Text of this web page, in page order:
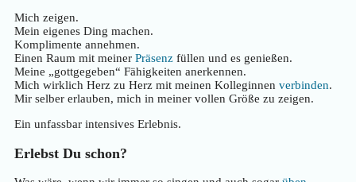
Mich zeigen.
Mein eigenes Ding machen.
Komplimente annehmen.
Einen Raum mit meiner Präsenz füllen und es genießen.
Meine „gottgegeben“ Fähigkeiten anerkennen.
Mich wirklich Herz zu Herz mit meinen Kolleginnen verbinden.
Mir selber erlauben, mich in meiner vollen Größe zu zeigen.
Ein unfassbar intensives Erlebnis.
Erlebst Du schon?